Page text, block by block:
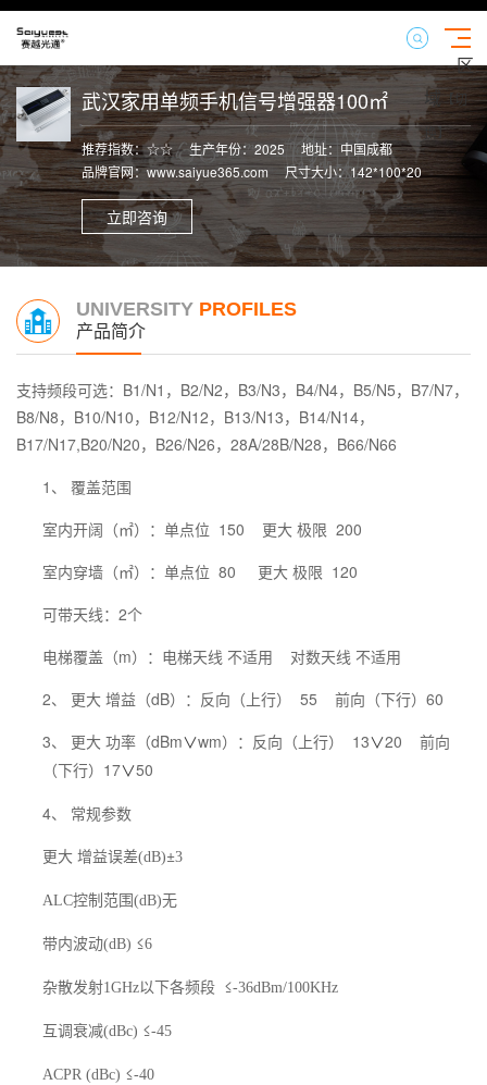
区
域【切
换】
武汉家用单频手机信号增强器100㎡
推荐指数：☆☆ 生产年份：2025
地址：中国成都
品牌官网：www.saiyue365.com
尺寸大小：142*100*20
立即咨询
UNIVERSITY PROFILES
产品简介
支持频段可选： B1/N1，B2/N2，B3/N3，B4/N4，B5/N5，B7/N7，
B8/N8，B10/N10，B12/N12，B13/N13，B14/N14，
B17/N17,B20/N20，B26/N26，28A/28B/N28，B66/N66
1、 覆盖范围
室内开阔（㎡）：单点位 150 更大 极限 200
室内穿墙（㎡）：单点位 80 更大 极限 120
可带天线：2个
电梯覆盖（m）：电梯天线 不适用 对数天线 不适用
2、 更大 增益（dB）：反向（上行） 55 前向（下行）60
3、 更大 功率（dBm∨wm）：反向（上行） 13∨20 前向
（下行）17∨50
4、 常规参数
更大 增益误差(dB)±3
ALC控制范围(dB)无
带内波动(dB) ≤6
杂散发射1GHz以下各频段 ≤-36dBm/100KHz
互调衰减(dBc) ≤-45
ACPR (dBc) ≤-40